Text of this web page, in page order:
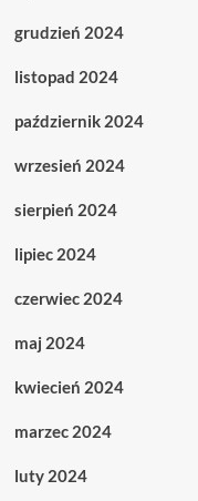
grudzień 2024
listopad 2024
październik 2024
wrzesień 2024
sierpień 2024
lipiec 2024
czerwiec 2024
maj 2024
kwiecień 2024
marzec 2024
luty 2024